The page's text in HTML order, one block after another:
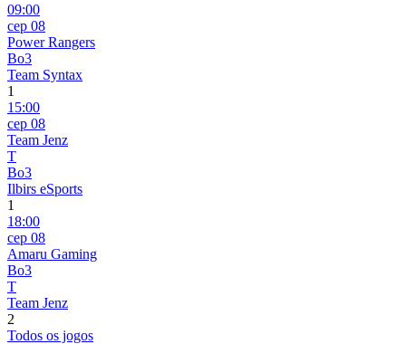
09:00
сер 08
Power Rangers
Bo3
Team Syntax
1
15:00
сер 08
Team Jenz
T
Bo3
Ilbirs eSports
1
18:00
сер 08
Amaru Gaming
Bo3
T
Team Jenz
2
Todos os jogos